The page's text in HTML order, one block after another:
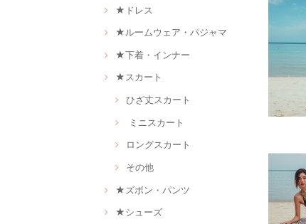
★ドレス
★ルームウェア・パジャマ
★下着・インナー
★スカート
ひざ丈スカート
ミニスカート
ロングスカート
その他
★ズボン・パンツ
★シューズ